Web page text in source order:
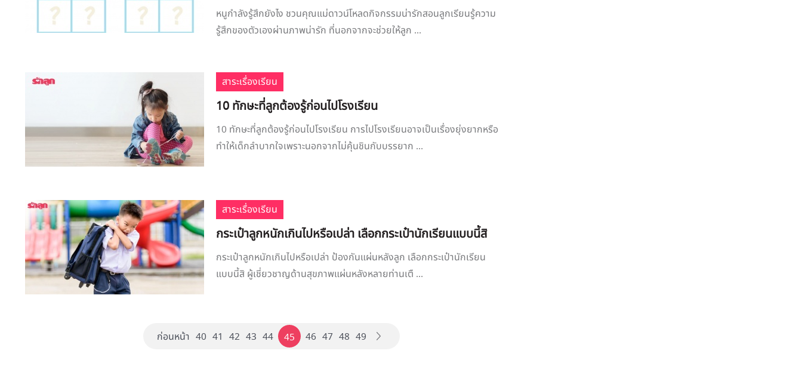
หนูกำลังรู้สึกยังไง ชวนคุณแม่ดาวน์โหลดกิจกรรมน่ารักสอนลูกเรียนรู้ความ
รู้สึกของตัวเองผ่านภาพน่ารัก ที่นอกจากจะช่วยให้ลูก ...
สาระเรื่องเรียน
10 ทักษะที่ลูกต้องรู้ก่อนไปโรงเรียน
10 ทักษะที่ลูกต้องรู้ก่อนไปโรงเรียน การไปโรงเรียนอาจเป็นเรื่องยุ่งยากหรือ
ทำให้เด็กลำบากใจเพราะนอกจากไม่คุ้นชินกับบรรยาก ...
สาระเรื่องเรียน
กระเป๋าลูกหนักเกินไปหรือเปล่า เลือกกระเป๋านักเรียนแบบนี้สิ
กระเป๋าลูกหนักเกินไปหรือเปล่า ป้องกันแผ่นหลังลูก เลือกกระเป๋านักเรียน
แบบนี้สิ ผู้เชี่ยวชาญด้านสุขภาพแผ่นหลังหลายท่านเตื ...
ก่อนหน้า 40 41 42 43 44 45 46 47 48 49